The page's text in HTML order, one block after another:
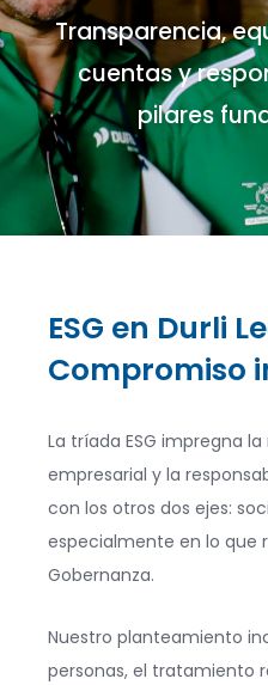
Transparencia,
cuentas y
pilares
ESG en Durli
Compromiso
La tríada ESG impregna
empresarial y la
con los otros dos ejes:
especialmente en lo que
Gobernanza.
Nuestro planteamiento
personas, el tratamiento